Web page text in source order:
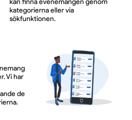
kategorierna eller via
sökfunktionen.
Vi har
de